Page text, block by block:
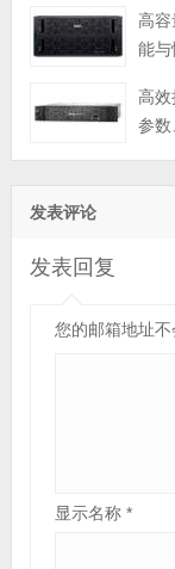
高容
能与
高效
参数
发表评论
发表回复
您的邮箱地址不
显示名称 *